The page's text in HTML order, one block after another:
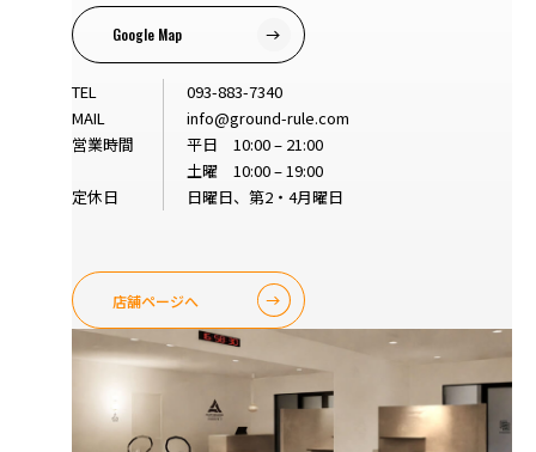
Google Map
TEL
093-883-7340
MAIL
info@ground-rule.com
営業時間
平日 10:00 – 21:00
土曜 10:00 – 19:00
定休日
日曜日、第2・4月曜日
店舗ページへ